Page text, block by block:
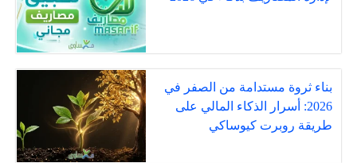
بناء ثروة مستدامة من الصفر في
2026: أسرار الذكاء المالي على
طريقة روبرت كيوساكي